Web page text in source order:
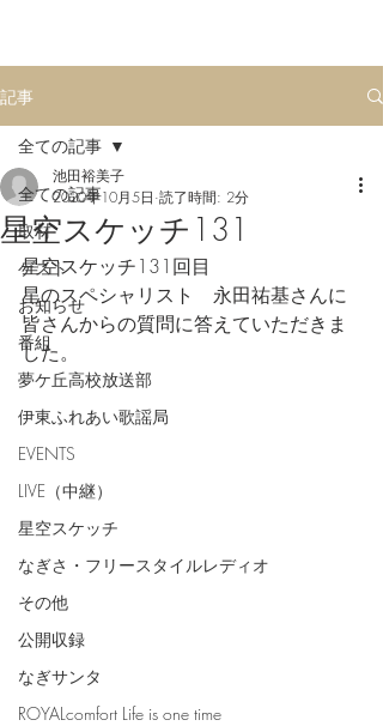
記事
全ての記事
取材
ゲスト
お知らせ
番組
夢ケ丘高校放送部
伊東ふれあい歌謡局
EVENTS
LIVE（中継）
星空スケッチ
なぎさ・フリースタイルレディオ
その他
公開収録
なぎサンタ
ROYALcomfort Life is one time
全ての記事
星空スケッチ131
池田裕美子
2020年10月5日 読了時間: 2分
星空スケッチ131回目
星のスペシャリスト　永田祐基さんに
皆さんからの質問に答えていただきま
した。